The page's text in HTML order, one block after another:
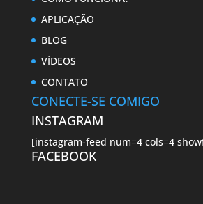
APLICAÇÃO
BLOG
VÍDEOS
CONTATO
CONECTE-SE COMIGO
INSTAGRAM
[instagram-feed num=4 cols=4
FACEBOOK